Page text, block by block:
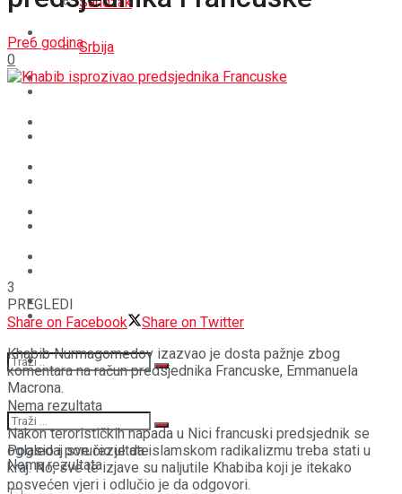
REGIJA
SVIJET
SPORT
Nema rezultata
Pogledaj sve rezultate
Srbija
MAGAZIN
SPORT
Nema rezultata
Pre6 godina
0
3
PREGLEDI
Share on Facebook
Share on Twitter
Khabib Nurmagomedov izazvao je dosta pažnje zbog
komentara na račun predsjednika Francuske, Emmanuela
Macrona.
Nakon terorističkih napada u Nici francuski predsjednik se
oglasio i poručio je da islamskom radikalizmu treba stati u
kraj. No, sve te izjave su naljutile Khabiba koji je itekako
posvećen vjeri i odlučio je da odgovori.